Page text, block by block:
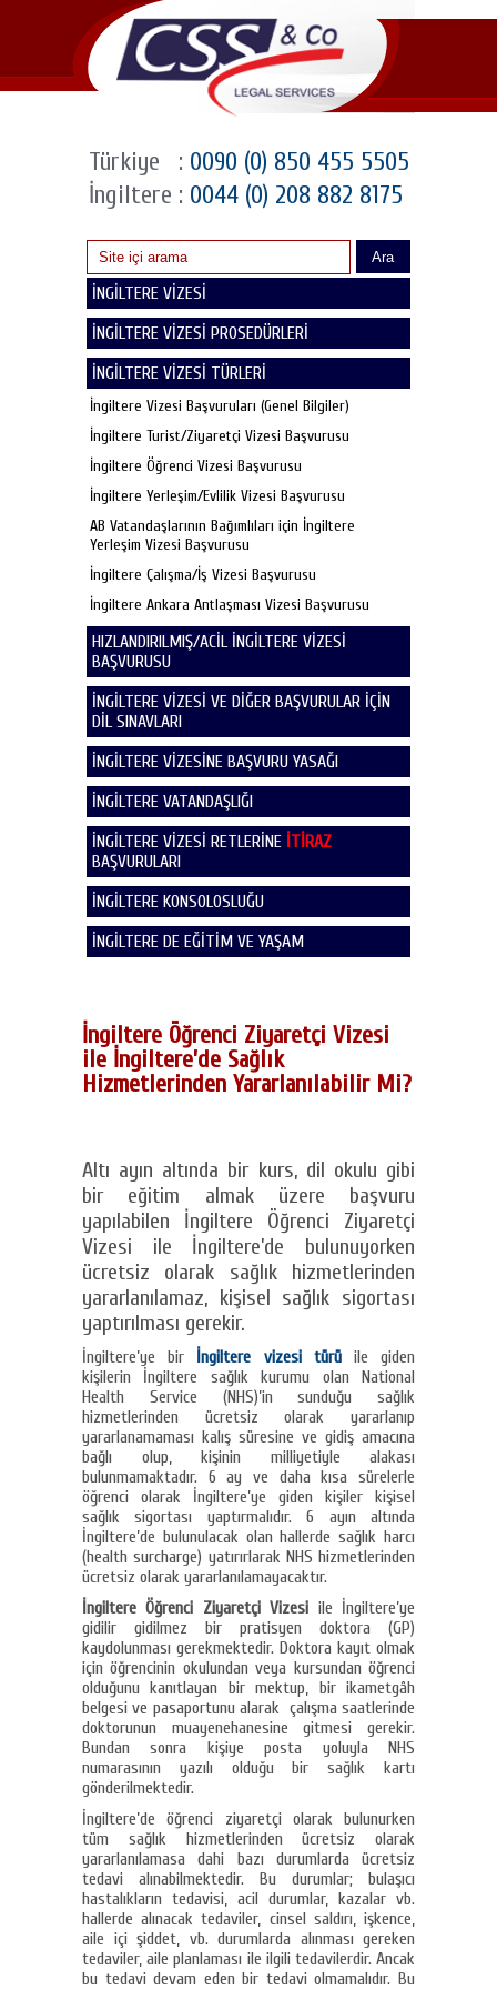
Türkiye : 0090 (0) 850 455 5505
İngiltere : 0044 (0) 208 882 8175
Ara
İNGİLTERE VİZESİ
İNGİLTERE VİZESİ PROSEDÜRLERİ
İNGİLTERE VİZESİ TÜRLERİ
İngiltere Vizesi Başvuruları (Genel Bilgiler)
İngiltere Turist/Ziyaretçi Vizesi Başvurusu
İngiltere Öğrenci Vizesi Başvurusu
İngiltere Yerleşim/Evlilik Vizesi Başvurusu
AB Vatandaşlarının Bağımlıları için İngiltere
Yerleşim Vizesi Başvurusu
İngiltere Çalışma/İş Vizesi Başvurusu
İngiltere Ankara Antlaşması Vizesi Başvurusu
HIZLANDIRILMIŞ/ACİL İNGİLTERE VİZESİ
BAŞVURUSU
İNGİLTERE VİZESİ VE DİĞER BAŞVURULAR İÇİN
DİL SINAVLARI
İNGİLTERE VİZESİNE BAŞVURU YASAĞI
İNGİLTERE VATANDAŞLIĞI
İNGİLTERE VİZESİ RETLERİNE İTİRAZ
BAŞVURULARI
İNGİLTERE KONSOLOSLUĞU
İNGİLTERE DE EĞİTİM VE YAŞAM
İngiltere Öğrenci Ziyaretçi Vizesi
ile İngiltere’de Sağlık
Hizmetlerinden Yararlanılabilir Mi?
Altı ayın altında bir kurs, dil okulu gibi
bir eğitim almak üzere başvuru
yapılabilen İngiltere Öğrenci Ziyaretçi
Vizesi ile İngiltere’de bulunuyorken
ücretsiz olarak sağlık hizmetlerinden
yararlanılamaz, kişisel sağlık sigortası
yaptırılması gerekir.
İngiltere’ye bir İngiltere vizesi türüile giden
kişilerin İngiltere sağlık kurumu olan National
Health Service (NHS)’in sunduğu sağlık
hizmetlerinden ücretsiz olarak yararlanıp
yararlanamaması kalış süresine ve gidiş amacına
bağlı olup, kişinin milliyetiyle alakası
bulunmamaktadır. 6 ay ve daha kısa sürelerle
öğrenci olarak İngiltere’ye giden kişiler kişisel
sağlık sigortası yaptırmalıdır. 6 ayın altında
İngiltere’de bulunulacak olan hallerde sağlık harcı
(health surcharge) yatırırlarak NHS hizmetlerinden
ücretsiz olarak yararlanılamayacaktır.
İngiltere Öğrenci Ziyaretçi Vizesi ile İngiltere’ye
gidilir gidilmez bir pratisyen doktora (GP)
kaydolunması gerekmektedir. Doktora kayıt olmak
için öğrencinin okulundan veya kursundan öğrenci
olduğunu kanıtlayan bir mektup, bir ikametgâh
belgesi ve pasaportunu alarak çalışma saatlerinde
doktorunun muayenehanesine gitmesi gerekir.
Bundan sonra kişiye posta yoluyla NHS
numarasının yazılı olduğu bir sağlık kartı
gönderilmektedir.
İngiltere’de öğrenci ziyaretçi olarak bulunurken
tüm sağlık hizmetlerinden ücretsiz olarak
yararlanılamasa dahi bazı durumlarda ücretsiz
tedavi alınabilmektedir. Bu durumlar; bulaşıcı
hastalıkların tedavisi, acil durumlar, kazalar vb.
hallerde alınacak tedaviler, cinsel saldırı, işkence,
aile içi şiddet, vb. durumlarda alınması gereken
tedaviler, aile planlaması ile ilgili tedavilerdir. Ancak
bu tedavi devam eden bir tedavi olmamalıdır. Bu